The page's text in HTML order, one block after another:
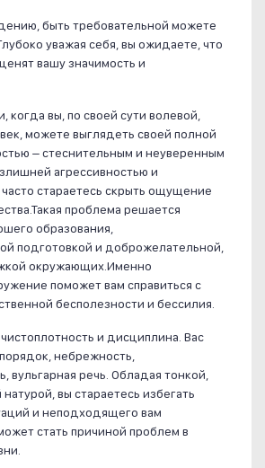
быть требовательной можете
уважая себя, вы ожидаете, что
вашу значимость и
когда вы, по своей сути волевой,
можете выглядеть своей полной
– стеснительным и неуверенным
агрессивностью и
часто стараетесь скрыть ощущение
проблема решается
образования,
подготовкой и доброжелательной,
окружающих.Именно
поможет вам справиться с
бесполезности и бессилия.
и дисциплина. Вас
небрежность,
вульгарная речь. Обладая тонкой,
вы стараетесь избегать
и неподходящего вам
стать причиной проблем в